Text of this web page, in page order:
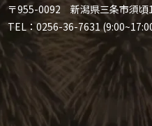
〒955-0092 新潟県三条市須頃
TEL：0256-36-7631